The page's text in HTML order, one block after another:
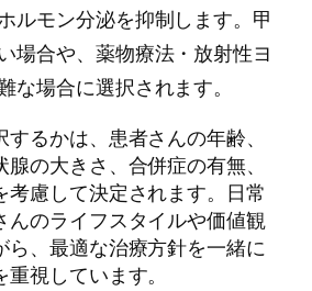
ルモン分泌を抑制します。甲
場合や、薬物療法・放射性ヨ
な場合に選択されます。
るかは、患者さんの年齢、
の大きさ、合併症の有無、
考慮して決定されます。日常
んのライフスタイルや価値観
ら、最適な治療方針を一緒に
視しています。